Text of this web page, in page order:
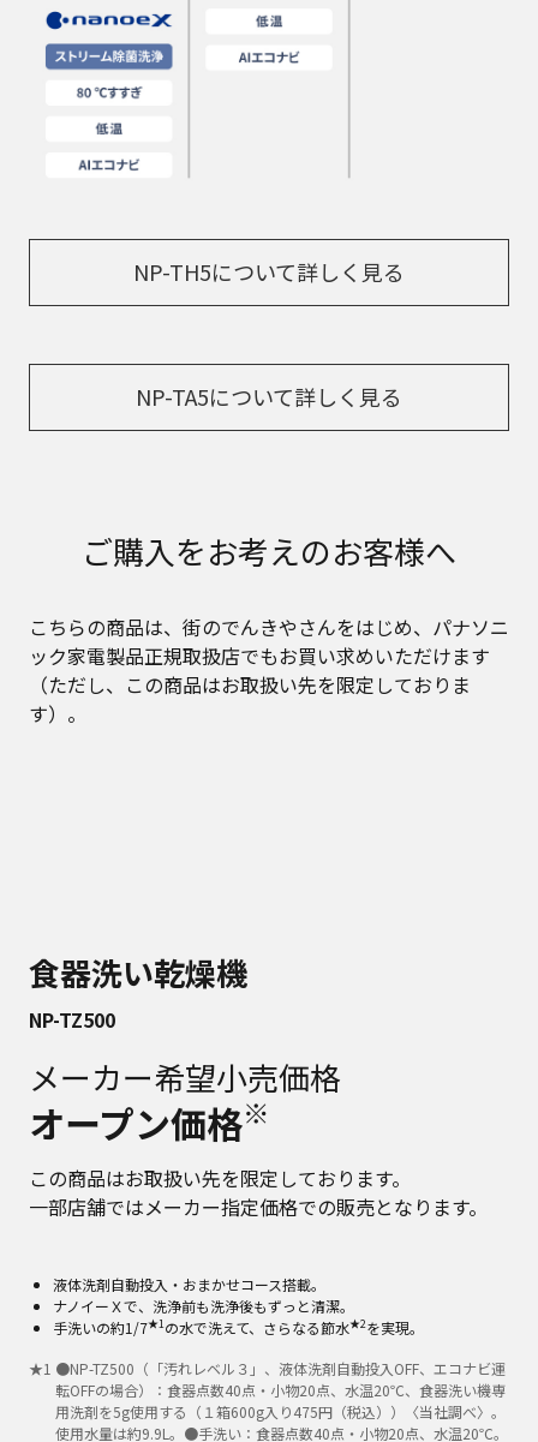
NP-TH5について詳しく見る
NP-TA5について詳しく見る
ご購入をお考えのお客様へ
こちらの商品は、街のでんきやさんをはじめ、パナソニ
ック家電製品正規取扱店でもお買い求めいただけます
（ただし、この商品はお取扱い先を限定しておりま
す）。
食器洗い乾燥機
NP-TZ500
メーカー希望小売価格
オープン価格※
この商品はお取扱い先を限定しております。
一部店舗ではメーカー指定価格での販売となります。
液体洗剤自動投入・おまかせコース搭載。
ナノイーＸで、洗浄前も洗浄後もずっと清潔。
手洗いの約1/7★1の水で洗えて、さらなる節水★2を実現。
★1 ●NP-TZ500（「汚れレベル３」、液体洗剤自動投入OFF、エコナビ運
転OFFの場合）：食器点数40点・小物20点、水温20℃、食器洗い機専
用洗剤を5g使用する（１箱600g入り475円（税込））〈当社調べ〉。
使用水量は約9.9L。●手洗い：食器点数40点・小物20点、水温20℃。